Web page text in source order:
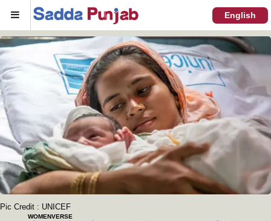
Menu English
Pic Credit : UNICEF
WOMENVERSE